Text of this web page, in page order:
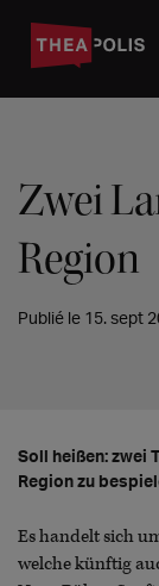
Zwei
Region
Publié le 15. sept
Soll heißen: zwei
Region zu
Es handelt sich
welche künftig